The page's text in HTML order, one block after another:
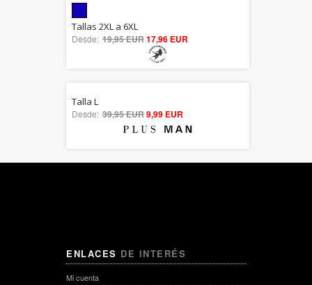
5.00
out of 5
Tallas 2XL a 6XL
Desde: 19,95 EUR17,96 EUR
5.00
out of 5
Talla L
Desde: 39,95 EUR9,99 EUR
ENLACES DE INTERÉS
Mi cuenta